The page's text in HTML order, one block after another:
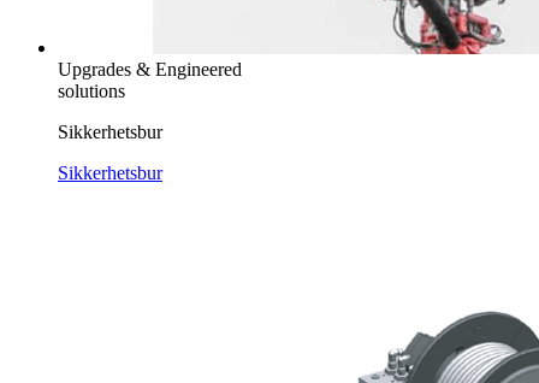
Upgrades & Engineered
solutions
Sikkerhetsbur
Sikkerhetsbur